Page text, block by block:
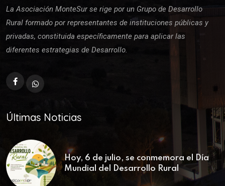
La Asociación MonteSur se rige por un Grupo de Desarrollo
Rural formado por representantes de instituciones públicas y
privadas, constituida específicamente para aplicar las
diferentes estrategias de Desarrollo.
Últimas Noticias
Hoy, 6 de julio, se conmemora el Día
Mundial del Desarrollo Rural